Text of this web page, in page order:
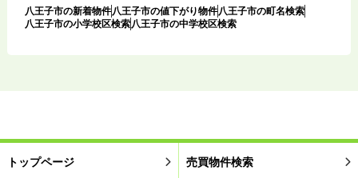
八王子市の新着物件 八王子市の値下がり物件 八王子市の町名検索
八王子市の小学校区検索 八王子市の中学校区検索
トップページ 売買物件検索